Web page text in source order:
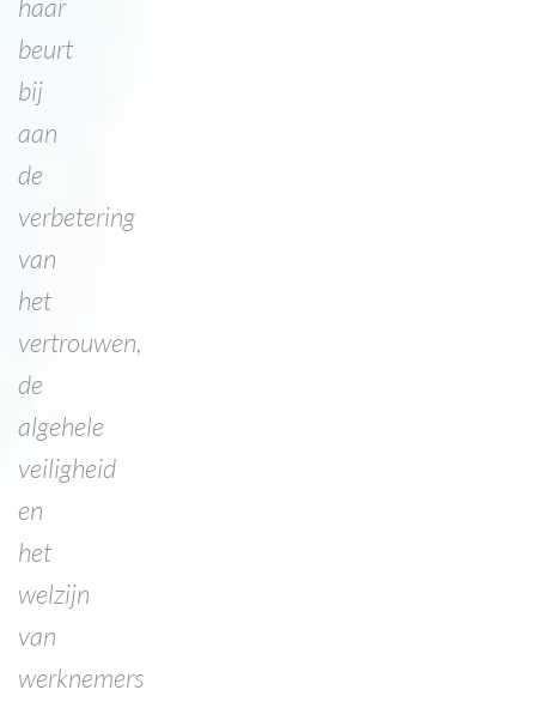
haar
beurt
bij
aan
de
verbetering
van
het
vertrouwen,
de
algehele
veiligheid
en
het
welzijn
van
werknemers